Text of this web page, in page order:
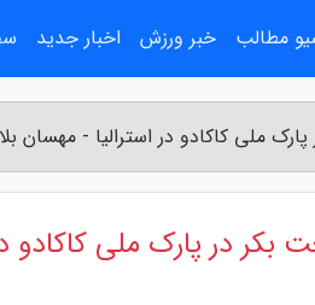
ملی کاکادو در استرالیا - مهسان
در پارک ملی کاکادو در
مطالب خبر ورزش اخبار جدید